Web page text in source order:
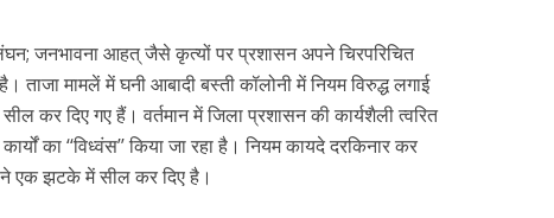
जनभावना आहत् जैसे कृत्यों पर प्रशासन अपने चिरपरिचित
ताजा मामलें में घनी आबादी बस्ती कॉलोनी में नियम विरुद्ध लगाई
कर दिए गए हैं। वर्तमान में जिला प्रशासन की कार्यशैली त्वरित
का ‘‘विध्वंस’’ किया जा रहा है। नियम कायदे दरकिनार कर
ने एक झटके में सील कर दिए है।